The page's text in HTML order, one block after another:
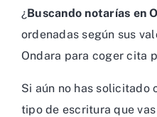
¿Buscando notarías en
ordenadas según sus
Ondara para coger cita
Si aún no has solicitado
tipo de escritura que